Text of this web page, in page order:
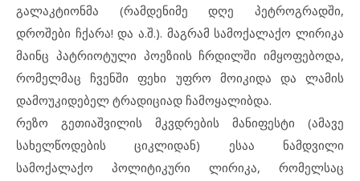
გალაკტიონმა (რამდენიმე დღე პეტროგრადში,
დროშები ჩქარა! და ა.შ.). მაგრამ სამოქალაქო ლირიკა
მაინც პატრიოტული პოეზიის ჩრდილში იმყოფებოდა,
რომელმაც ჩვენში ფეხი უფრო მოიკიდა და ლამის
დამოუკიდებელ ტრადიციად ჩამოყალიბდა.
რეზო გეთიაშვილის მკვდრების მანიფესტი (ამავე
სახელწოდების ციკლიდან) ესაა ნამდვილი
სამოქალაქო პოლიტიკური ლირიკა, რომელსაც